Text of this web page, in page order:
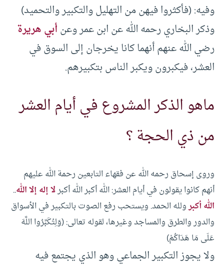
وفيه: (فأكثروا فيهن من التهليل والتكبير والتحميد)
وذكر البخاري رحمه الله عن ابن عمر وعنأبي هريرة
رضي الله عنهم أنهما كانا يخرجان إلى السوق في
العشر، فيكبرون ويكبر الناس بتكبيرهم.
ماهو الذكر المشروع في أيام العشر
من ذي الحجة ؟
وروى إسحاق رحمه الله عن فقهاء التابعين رحمة الله عليهم
أنهم كانوا يقولون في أيام العشر: الله أكبر الله أكبرلا إله إلا الله..
الله أكبرولله الحمد. ويستحب رفع الصوت بالتكبير في الأسواق
والدور والطرق والمساجد وغيرها، لقوله تعالى: (وَلِتُكَبِّرُوا اللَّهَ
عَلَى مَا هَدَاكُمْ)
ولا يجوز التكبير الجماعي وهو الذي يجتمع فيه